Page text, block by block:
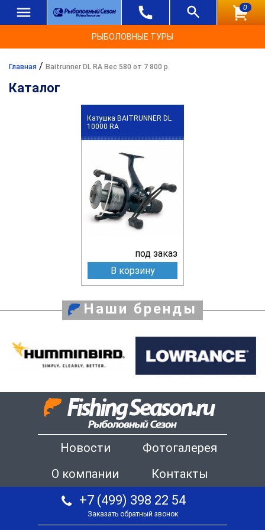
0
РЫБОЛОВНЫЕ ТУРЫ
Главная / Baitrunner DL RA Вес 580 от 7 800 р.
Каталог
Катушка BAITRUNNER DL
10000 RA
под заказ
В корзину
Наши бренды
Новости
Фотогалерея
О компании
Контакты
+7 (499) 398 22 54
Заказать обратный звонок